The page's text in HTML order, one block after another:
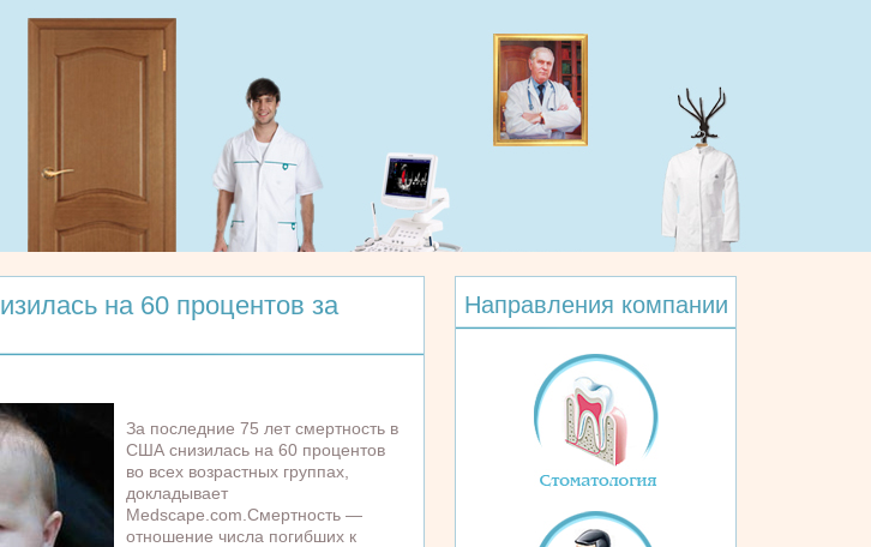
на 60 процентов за
За последние 75 лет смертность в
США снизилась на 60 процентов
во всех возрастных группах,
докладывает
Medscape.com.Смертность —
отношение числа погибших к
Направления компании